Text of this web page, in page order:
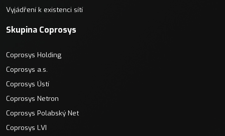
Vyjádření k existenci sítí
Skupina Coprosys
Coprosys Holding
Coprosys a.s.
Coprosys Ústí
Coprosys Netron
Coprosys Polabský Net
Coprosys LVI